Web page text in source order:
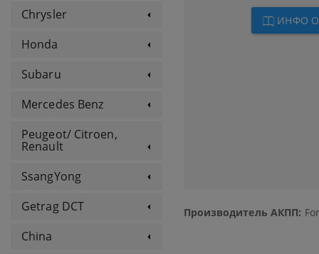
Chrysler
Honda
Subaru
Mercedes Benz
Peugeot/ Citroen,
Renault
SsangYong
Getrag DCT
China
ИНФО
Производитель АКПП: